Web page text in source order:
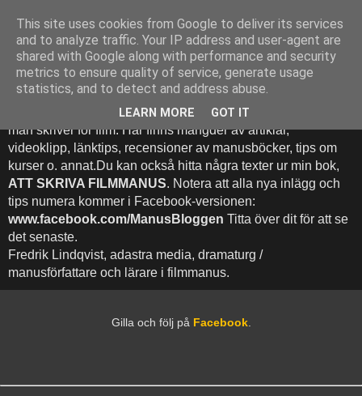
Att Skriva Filmmanus -
Bloggen
Denna blogg inehhåller runt 500 (!) inlägg med fokus på hur
man skriver för film. Här finns mängder av artiklar,
videoklipp, länktips, recensioner av manusböcker, tips om
kurser o. annat.Du kan också hitta några texter ur min bok,
ATT SKRIVA FILMMANUS. Notera att alla nya inlägg och
tips numera kommer i Facebook-versionen:
www.facebook.com/ManusBloggen Titta över dit för att se
det senaste.
Fredrik Lindqvist, adastra media, dramaturg /
manusförfattare och lärare i filmmanus.
Gilla och följ på Facebook.
This site uses cookies from Google to deliver its services
and to analyze traffic. Your IP address and user-agent are
shared with Google along with performance and security
metrics to ensure quality of service, generate usage
statistics, and to detect and address abuse.
LEARN MORE GOT IT